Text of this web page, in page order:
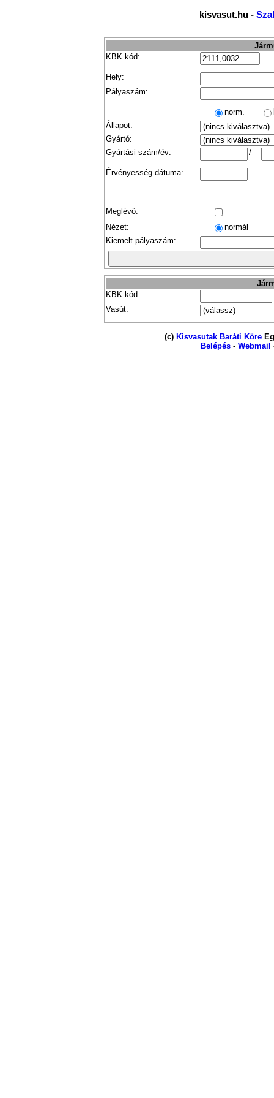
kisvasut.hu -
KBK kód:
Hely:
Pályaszám:
norm.
Állapot:
Gyártó:
Gyártási szám/év:
/
Érvényesség dátuma:
Meglévő:
Nézet:
normál
Kiemelt pályaszám:
KBK-kód:
Vasút:
(c) Kisvasutak Baráti Köre
Belépés - Webmail